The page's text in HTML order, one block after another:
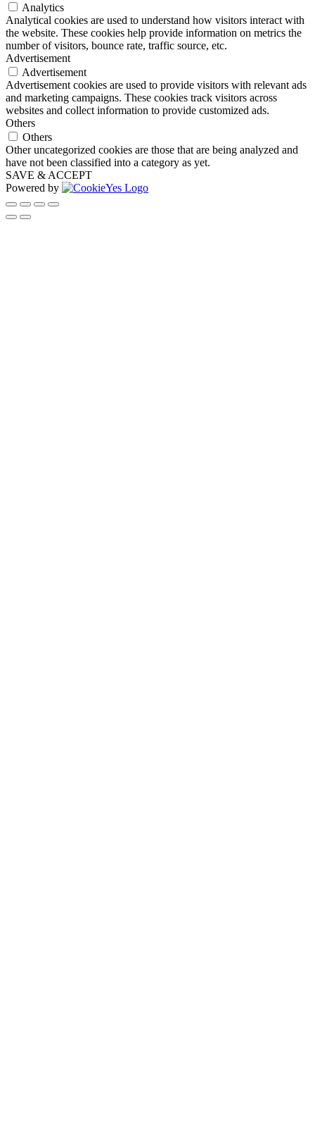
Analytics
Analytical cookies are used to understand how visitors interact with
the website. These cookies help provide information on metrics the
number of visitors, bounce rate, traffic source, etc.
Advertisement
Advertisement
Advertisement cookies are used to provide visitors with relevant ads
and marketing campaigns. These cookies track visitors across
websites and collect information to provide customized ads.
Others
Others
Other uncategorized cookies are those that are being analyzed and
have not been classified into a category as yet.
SAVE & ACCEPT
Powered by